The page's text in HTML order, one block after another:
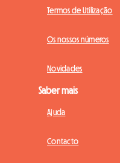
Termos de Utilização
Os nossos números
Novidades
Saber mais
Ajuda
Contacto